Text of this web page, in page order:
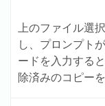
上のファイル選
し、プロンプト
ードを入力する
除済みのコピー